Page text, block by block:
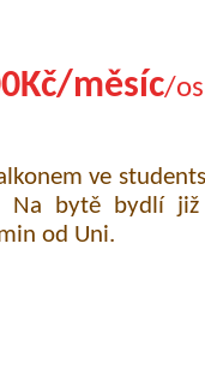
měsíc/
ve
Na bytě bydlí
od Uni.